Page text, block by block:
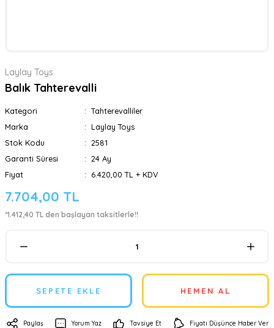
Laylay Toys
Balık Tahterevalli
Kategori
Tahterevalliler
Marka
Laylay Toys
Stok Kodu
2581
Garanti Süresi
24 Ay
Fiyat
6.420,00 TL + KDV
7.704,00 TL
*1.412,40 TL den başlayan taksitlerle!!
SEPETE EKLE HEMEN AL
Paylaş Yorum Yaz Tavsiye Et Fiyatı Düşünce Haber Ver